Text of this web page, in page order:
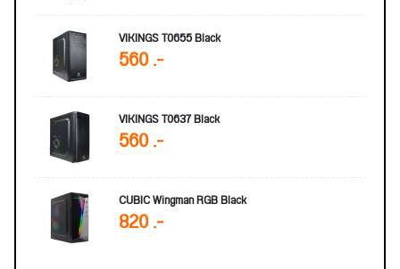
VIKINGS T0655 Black
560 .-
VIKINGS T0637 Black
560 .-
CUBIC Wingman RGB Black
820 .-